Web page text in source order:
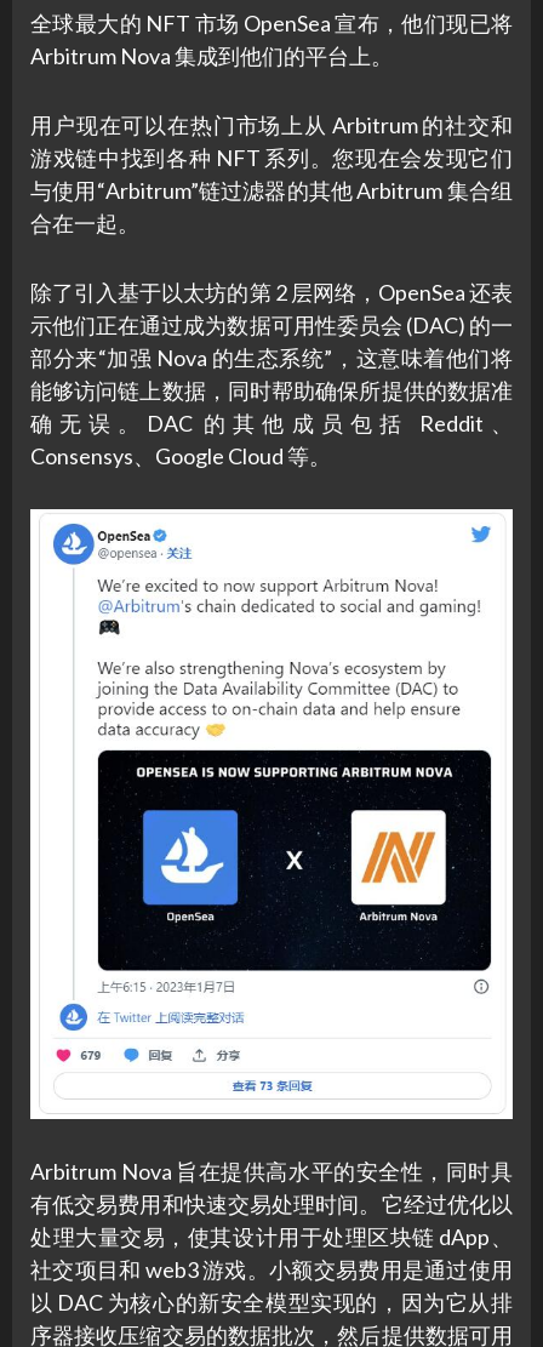
全球最大的 NFT 市场 OpenSea 宣布，他们现已将
Arbitrum Nova 集成到他们的平台上。
用户现在可以在热门市场上从 Arbitrum 的社交和
游戏链中找到各种 NFT 系列。您现在会发现它们
与使用“Arbitrum”链过滤器的其他 Arbitrum 集合组
合在一起。
除了引入基于以太坊的第 2 层网络，OpenSea 还表
示他们正在通过成为数据可用性委员会 (DAC) 的一
部分来“加强 Nova 的生态系统”，这意味着他们将
能够访问链上数据，同时帮助确保所提供的数据准
确无误。DAC 的其他成员包括 Reddit、
Consensys、Google Cloud 等。
Arbitrum Nova 旨在提供高水平的安全性，同时具
有低交易费用和快速交易处理时间。它经过优化以
处理大量交易，使其设计用于处理区块链 dApp、
社交项目和 web3 游戏。小额交易费用是通过使用
以 DAC 为核心的新安全模型实现的，因为它从排
序器接收压缩交易的数据批次，然后提供数据可用